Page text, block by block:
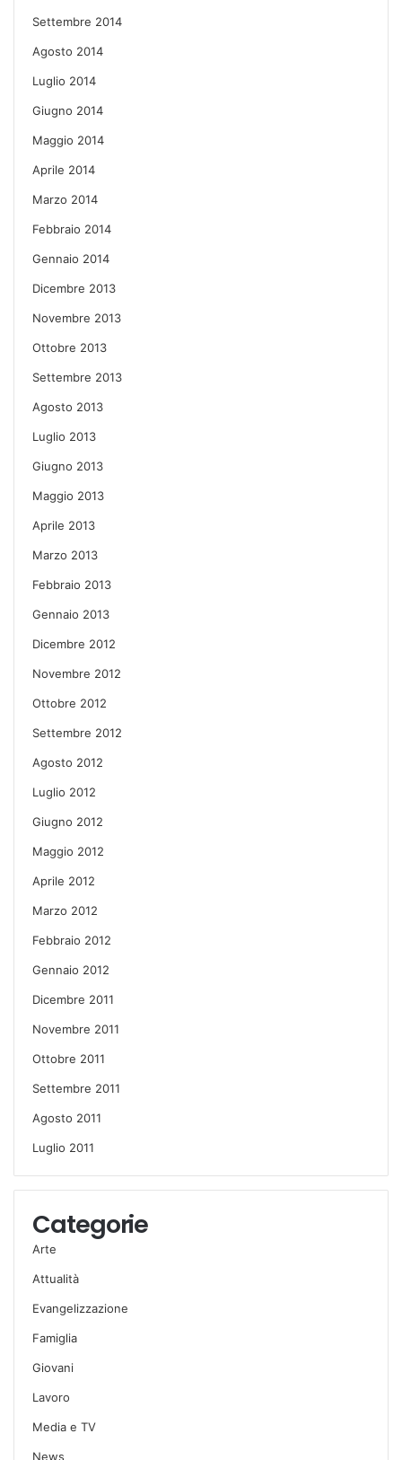
Settembre 2014
Agosto 2014
Luglio 2014
Giugno 2014
Maggio 2014
Aprile 2014
Marzo 2014
Febbraio 2014
Gennaio 2014
Dicembre 2013
Novembre 2013
Ottobre 2013
Settembre 2013
Agosto 2013
Luglio 2013
Giugno 2013
Maggio 2013
Aprile 2013
Marzo 2013
Febbraio 2013
Gennaio 2013
Dicembre 2012
Novembre 2012
Ottobre 2012
Settembre 2012
Agosto 2012
Luglio 2012
Giugno 2012
Maggio 2012
Aprile 2012
Marzo 2012
Febbraio 2012
Gennaio 2012
Dicembre 2011
Novembre 2011
Ottobre 2011
Settembre 2011
Agosto 2011
Luglio 2011
Categorie
Arte
Attualità
Evangelizzazione
Famiglia
Giovani
Lavoro
Media e TV
News